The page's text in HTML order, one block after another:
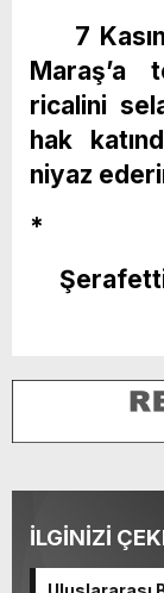
7
Maraş’a
ricalini
hak
niyaz
*
İLGİNİZİ